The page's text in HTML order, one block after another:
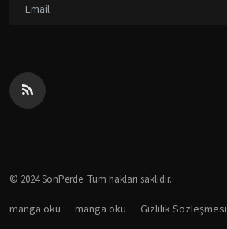
© 2024 SonPerde. Tüm hakları saklıdır.
manga oku manga oku Gizlilik Sözleşmesi